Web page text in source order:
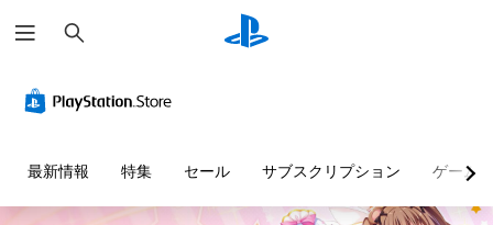
索
最新情報 特集 セール サブスクリプション ゲーム